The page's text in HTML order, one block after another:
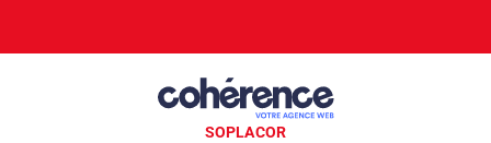
SOPLACOR